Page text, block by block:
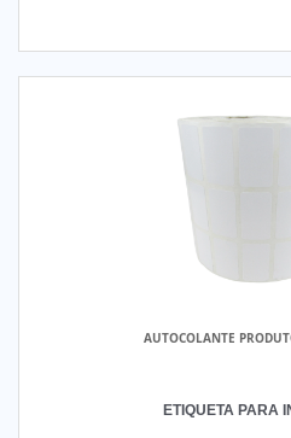
AUTOCOLANTE
ETIQUETA PARA